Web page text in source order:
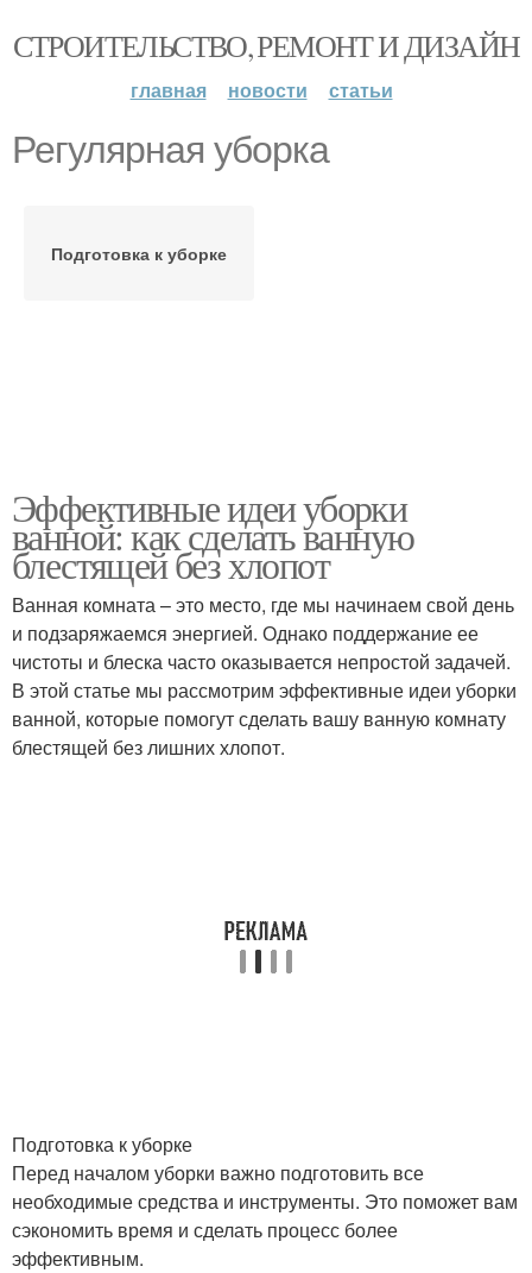
СТРОИТЕЛЬСТВО, РЕМОНТ И ДИЗАЙН
главная новости статьи
Регулярная уборка
Подготовка к уборке
Эффективные идеи уборки
ванной: как сделать ванную
блестящей без хлопот
Ванная комната – это место, где мы начинаем свой день
и подзаряжаемся энергией. Однако поддержание ее
чистоты и блеска часто оказывается непростой задачей.
В этой статье мы рассмотрим эффективные идеи уборки
ванной, которые помогут сделать вашу ванную комнату
блестящей без лишних хлопот.
Подготовка к уборке
Перед началом уборки важно подготовить все
необходимые средства и инструменты. Это поможет вам
сэкономить время и сделать процесс более
эффективным.